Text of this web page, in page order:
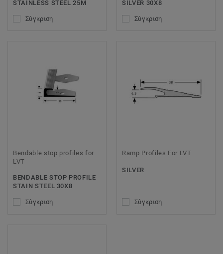
STAINLESS STEEL 25M
Σύγκριση
SILVER 30X8
Σύγκριση
Bendable stop profiles for
LVT
BENDABLE STOP PROFILE
STAIN STEEL 30X8
Σύγκριση
Ramp Profiles For LVT
SILVER
Σύγκριση